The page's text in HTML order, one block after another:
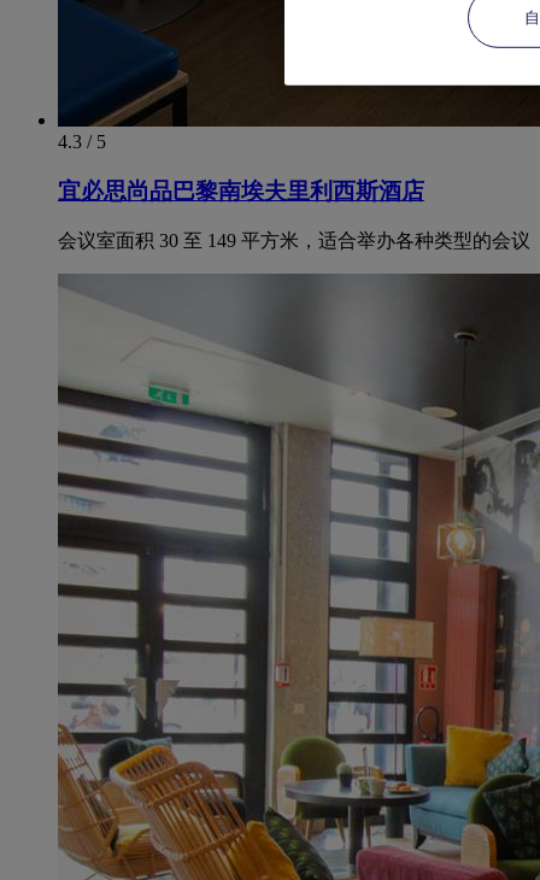
4.3 / 5
宜必思尚品巴黎南埃夫里利西斯酒店
会议室面积 30 至 149 平方米，适合举办各种类型的会议